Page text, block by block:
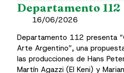
Departamento 112
16/06/2026
Departamento 112 presenta
Arte Argentino”, una
las producciones de Hans
Martín Agazzi (El Keni) y